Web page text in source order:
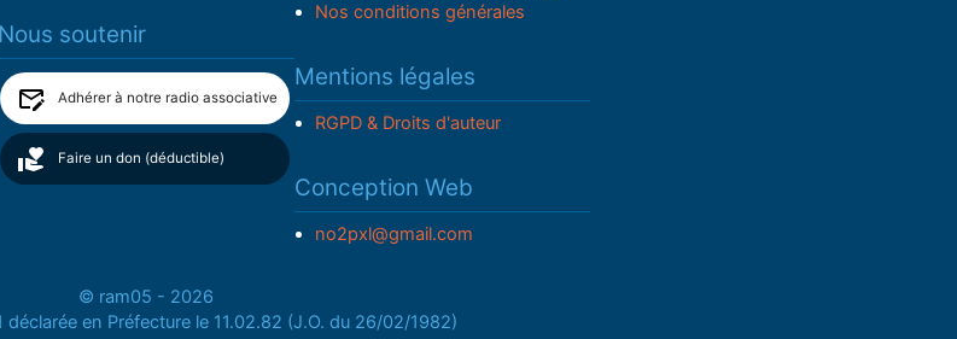
Nous soutenir
Adhérer à notre radio associative
Faire un don (déductible)
Nos conditions générales
Mentions légales
RGPD & Droits d'auteur
Conception Web
no2pxl@gmail.com
© ram05 - 2026
en Préfecture le 11.02.82 (J.O. du 26/02/1982)